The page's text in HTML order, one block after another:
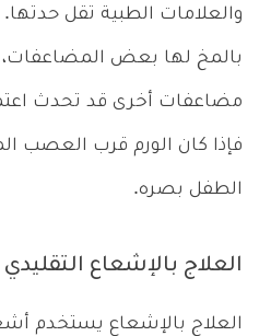
والعلامات الطبية تقل
بالمخ لها بعض المضاعفات،
مضاعفات أخرى قد تحدث
فإذا كان الورم قرب العصب
الطفل بصره.
العلاج بالإشعاع التقليدي
العلاج بالإشعاع يستخدم